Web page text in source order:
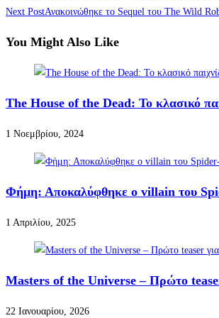
Next PostΑνακοινώθηκε το Sequel του The Wild
You Might Also Like
The House of the Dead: Το κλασικό
1 Νοεμβρίου, 2024
Φήμη: Αποκαλύφθηκε ο villain του
1 Απριλίου, 2025
Masters of the Universe – Πρώτο
22 Ιανουαρίου, 2026